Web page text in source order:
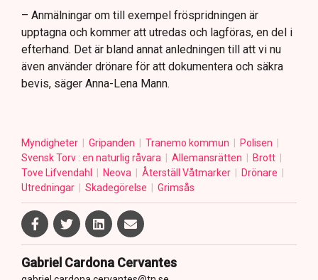
– Anmälningar om till exempel fröspridningen är
upptagna och kommer att utredas och lagföras, en del i
efterhand. Det är bland annat anledningen till att vi nu
även använder drönare för att dokumentera och säkra
bevis, säger Anna-Lena Mann.
Myndigheter Gripanden Tranemo kommun
Polisen
Svensk Torv : en naturlig råvara
Allemansrätten
Brott
Tove Lifvendahl
Neova Återställ Våtmarker
Drönare
Utredningar
Skadegörelse Grimsås
Gabriel Cardona Cervantes